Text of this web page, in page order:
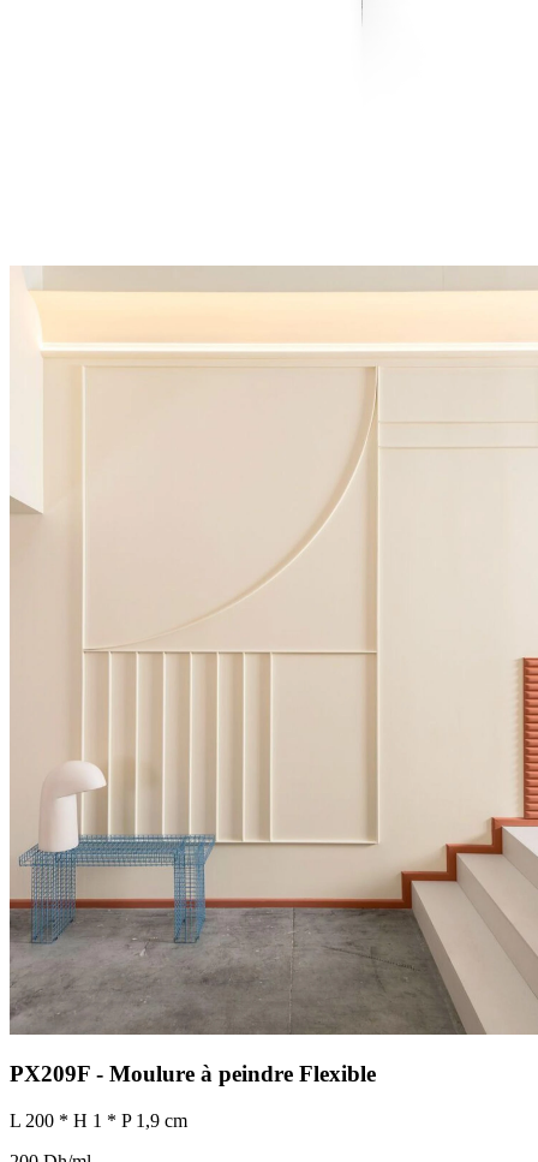
PX209F - Moulure à peindre Flexible
L 200 * H 1 * P 1,9 cm